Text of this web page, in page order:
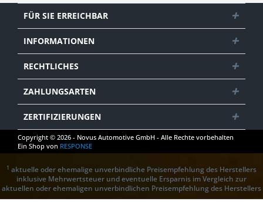
FÜR SIE ERREICHBAR
INFORMATIONEN
RECHTLICHES
ZAHLUNGSARTEN
ZERTIFIZIERUNGEN
Copyright © 2026 - Novus Automotive GmbH - Alle Rechte vorbehalten
Ein Shop von RESPONSE
1 aktuelle oder ehemalige unverbindliche Preisempfehlung des Herstellers
inklusive Mehrwertsteuer und eventuelle Ersparnis im Vergleich zur
aktuellen oder ehemaligen unverbindlichen Preisempfehlung des Herstellers